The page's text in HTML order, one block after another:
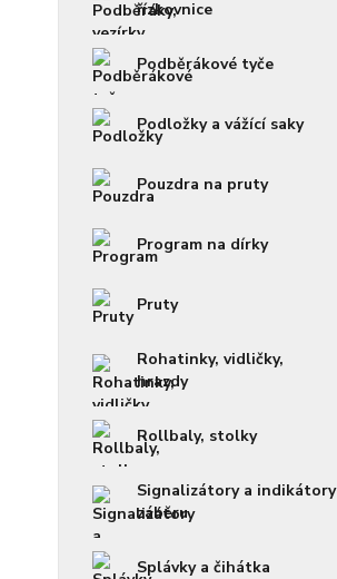
řízkovnice
Podběrákové tyče
Podložky a vážící saky
Pouzdra na pruty
Program na dírky
Pruty
Rohatinky, vidličky,
hrazdy
Rollbaly, stolky
Signalizátory a indikátory
záběru
Splávky a čihátka